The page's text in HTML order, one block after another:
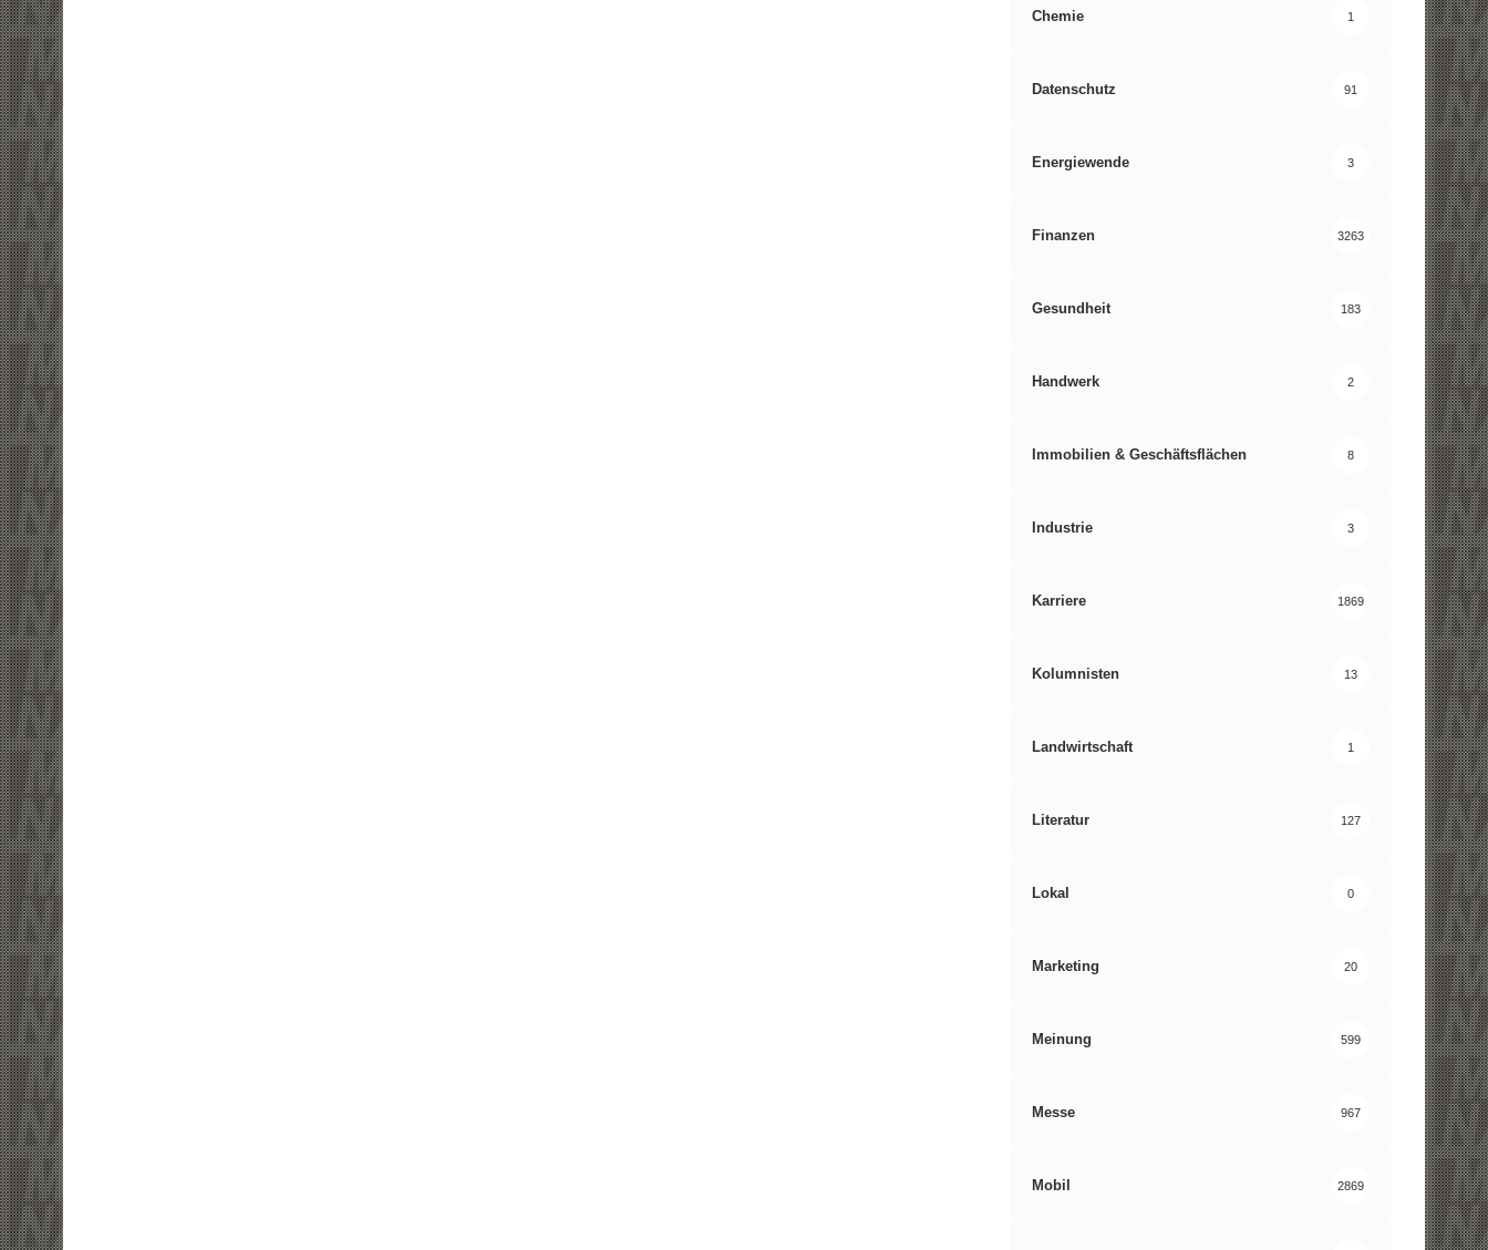
Chemie 1
Datenschutz 91
Energiewende 3
Finanzen 3263
Gesundheit 183
Handwerk 2
Immobilien & Geschäftsflächen 8
Industrie 3
Karriere 1869
Kolumnisten 13
Landwirtschaft 1
Literatur 127
Lokal 0
Marketing 20
Meinung 599
Messe 967
Mobil 2869